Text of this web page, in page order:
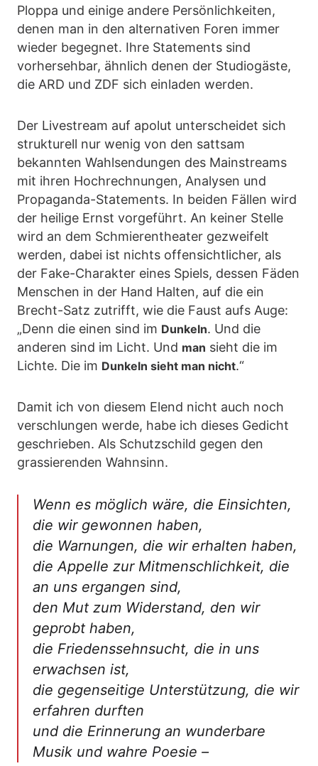
Ploppa und einige andere Persönlichkeiten,
denen man in den alternativen Foren immer
wieder begegnet. Ihre Statements sind
vorhersehbar, ähnlich denen der Studiogäste,
die ARD und ZDF sich einladen werden.
Der Livestream auf apolut unterscheidet sich
strukturell nur wenig von den sattsam
bekannten Wahlsendungen des Mainstreams
mit ihren Hochrechnungen, Analysen und
Propaganda-Statements. In beiden Fällen wird
der heilige Ernst vorgeführt. An keiner Stelle
wird an dem Schmierentheater gezweifelt
werden, dabei ist nichts offensichtlicher, als
der Fake-Charakter eines Spiels, dessen Fäden
Menschen in der Hand Halten, auf die ein
Brecht-Satz zutrifft, wie die Faust aufs Auge:
„Denn die einen sind im Dunkeln. Und die
anderen sind im Licht. Und man sieht die im
Lichte. Die im Dunkeln sieht man nicht.“
Damit ich von diesem Elend nicht auch noch
verschlungen werde, habe ich dieses Gedicht
geschrieben. Als Schutzschild gegen den
grassierenden Wahnsinn.
Wenn es möglich wäre, die Einsichten,
die wir gewonnen haben,
die Warnungen, die wir erhalten haben,
die Appelle zur Mitmenschlichkeit, die
an uns ergangen sind,
den Mut zum Widerstand, den wir
geprobt haben,
die Friedenssehnsucht, die in uns
erwachsen ist,
die gegenseitige Unterstützung, die wir
erfahren durften
und die Erinnerung an wunderbare
Musik und wahre Poesie –